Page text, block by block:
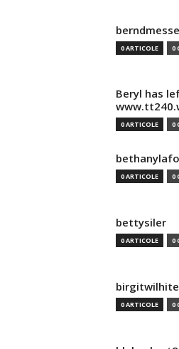
0 ARTICOLE 0
Beryl has
0 ARTICOLE 0
0 ARTICOLE 0
bettysiler
0 ARTICOLE 0
0 ARTICOLE 0